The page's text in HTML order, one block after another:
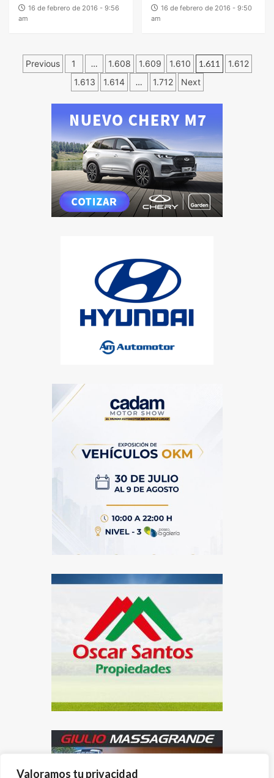
Valoramos tu privacidad
16 de febrero de 2016 - 9:56
am
16 de febrero de 2016 - 9:50
am
Previous 1 … 1.608 1.609 1.610 1.611
1.612
1.613
1.614 … 1.712 Next